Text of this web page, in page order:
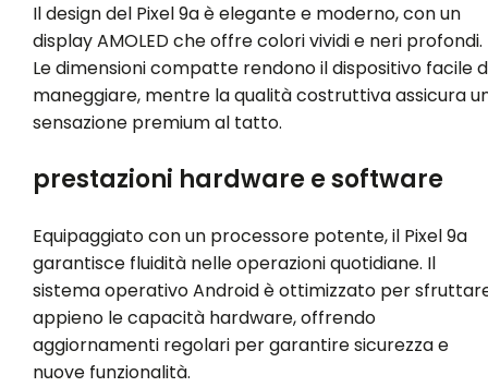
Il design del Pixel 9a è elegante e moderno, con un
display AMOLED che offre colori vividi e neri profondi.
Le dimensioni compatte rendono il dispositivo facile
maneggiare, mentre la qualità costruttiva assicura
sensazione premium al tatto.
prestazioni hardware e software
Equipaggiato con un processore potente, il Pixel 9a
garantisce fluidità nelle operazioni quotidiane. Il
sistema operativo Android è ottimizzato per
appieno le capacità hardware, offrendo
aggiornamenti regolari per garantire sicurezza e
nuove funzionalità.